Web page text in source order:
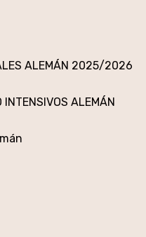
ALEMÁN 2025/2026
INTENSIVOS ALEMÁN